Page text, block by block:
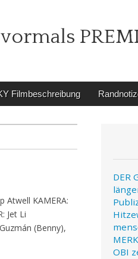
Filmbeschreibung
Atwell KAMERA:
Jet Li
(Benny),
DER
OBI